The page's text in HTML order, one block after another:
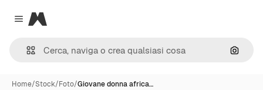
Close menu
Magnific
Cerca
Home/Stock/Foto/Giovane donna africa…